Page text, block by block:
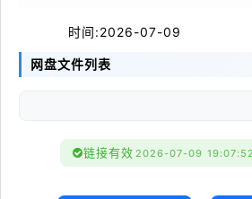
时间:2026-07-09
网盘文件列表
链接有效 2026-07-09 19:07:52